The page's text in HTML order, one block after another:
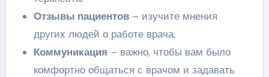
Отзывы пациентов– изучите мнения
других людей о работе врача.
Коммуникация – важно, чтобы вам было
комфортно общаться с врачом и задавать